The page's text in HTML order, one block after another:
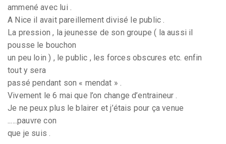
ammené avec lui .
A Nice il avait pareillement divisé le public .
La pression , la jeunesse de son groupe ( la aussi il
pousse le bouchon
un peu loin ) , le public , les forces obscures etc. enfin
tout y sera
passé pendant son « mendat » .
Vivement le 6 mai que l’on change d’entraineur .
Je ne peux plus le blairer et j’étais pour ça venue
......pauvre con
que je suis .